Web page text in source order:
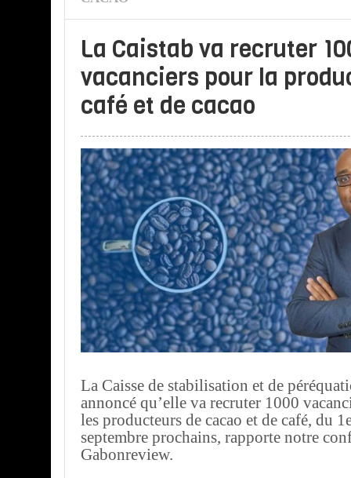
La Caistab va recruter
vacanciers pour la
café et de cacao
La Caisse de stabilisation et de
annoncé qu’elle va recruter 1000
les producteurs de cacao et de café, du
septembre prochains, rapporte notre
Gabonreview.